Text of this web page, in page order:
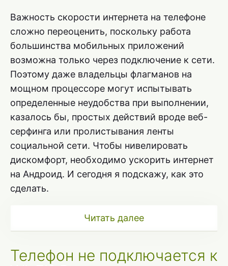
Важность скорости интернета на телефоне
сложно переоценить, поскольку работа
большинства мобильных приложений
возможна только через подключение к сети.
Поэтому даже владельцы флагманов на
мощном процессоре могут испытывать
определенные неудобства при выполнении,
казалось бы, простых действий вроде веб-
серфинга или пролистывания ленты
социальной сети. Чтобы нивелировать
дискомфорт, необходимо ускорить интернет
на Андроид. И сегодня я подскажу, как это
сделать.
Читать далее
Телефон не подключается к